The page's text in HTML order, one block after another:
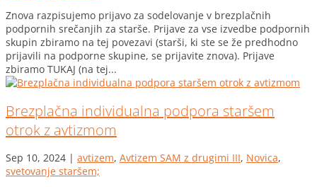
Znova razpisujemo prijavo za sodelovanje v brezplačnih
podpornih srečanjih za starše. Prijave za vse izvedbe podpornih
skupin zbiramo na tej povezavi (starši, ki ste se že predhodno
prijavili na podporne skupine, se prijavite znova). Prijave
zbiramo TUKAJ (na tej...
Brezplačna individualna podpora staršem
otrok z avtizmom
Sep 10, 2024 | avtizem, Avtizem SAM z drugimi III, Novica,
svetovanje staršem;